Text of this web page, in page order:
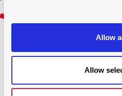
Allow
Allow